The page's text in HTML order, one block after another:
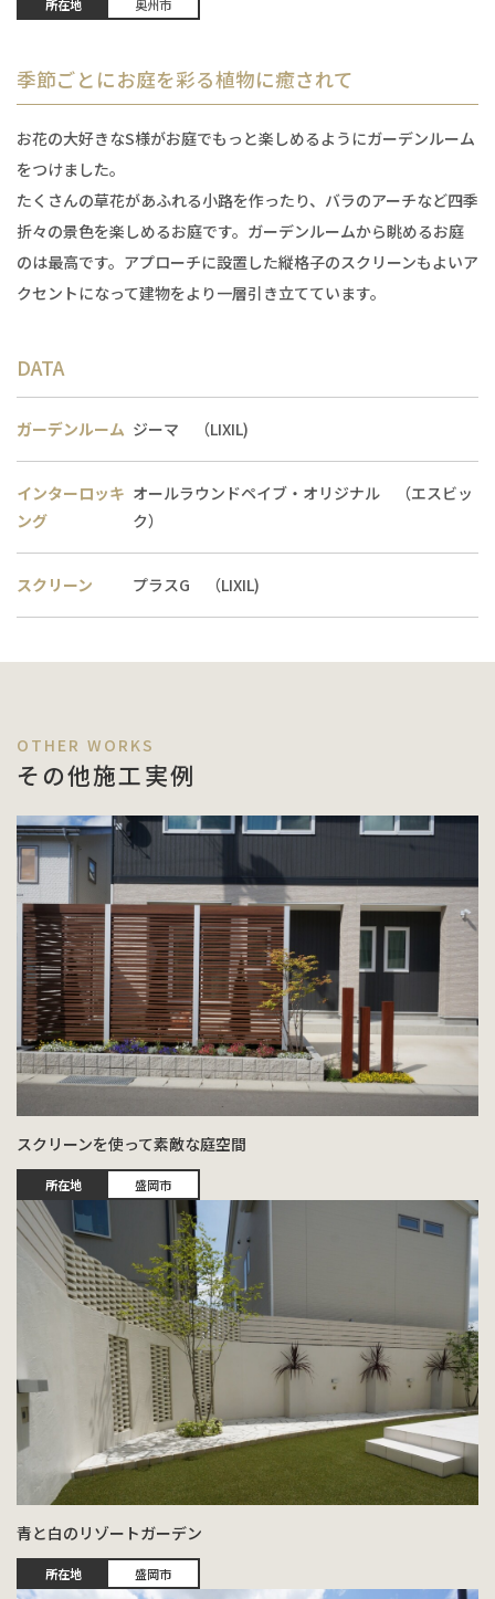
所在地 奥州市
季節ごとにお庭を彩る植物に癒されて
お花の大好きなS様がお庭でもっと楽しめるようにガーデンルーム
をつけました。
たくさんの草花があふれる小路を作ったり、バラのアーチなど四季
折々の景色を楽しめるお庭です。ガーデンルームから眺めるお庭
のは最高です。アプローチに設置した縦格子のスクリーンもよいア
クセントになって建物をより一層引き立てています。
DATA
ガーデンルーム ジーマ （LIXIL)
インターロッキ
ング
オールラウンドペイブ・オリジナル （エスビッ
ク）
スクリーン プラスG （LIXIL)
その他施工実例
スクリーンを使って素敵な庭空間
所在地 盛岡市
青と白のリゾートガーデン
所在地 盛岡市